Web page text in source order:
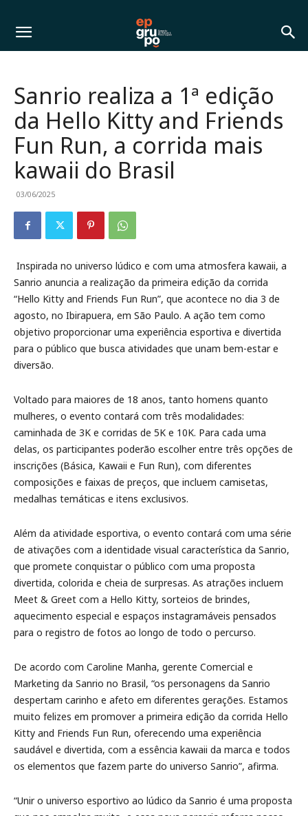
Sanrio realiza a 1ª edição
da Hello Kitty and Friends
Fun Run, a corrida mais
kawaii do Brasil
03/06/2025
Inspirada no universo lúdico e com uma atmosfera kawaii, a
Sanrio anuncia a realização da primeira edição da corrida
“Hello Kitty and Friends Fun Run”, que acontece no dia 3 de
agosto, no Ibirapuera, em São Paulo. A ação tem como
objetivo proporcionar uma experiência esportiva e divertida
para o público que busca atividades que unam bem-estar e
diversão.
Voltado para maiores de 18 anos, tanto homens quanto
mulheres, o evento contará com três modalidades:
caminhada de 3K e corridas de 5K e 10K. Para cada uma
delas, os participantes poderão escolher entre três opções de
inscrições (Básica, Kawaii e Fun Run), com diferentes
composições e faixas de preços, que incluem camisetas,
medalhas temáticas e itens exclusivos.
Além da atividade esportiva, o evento contará com uma série
de ativações com a identidade visual característica da Sanrio,
que promete conquistar o público com uma proposta
divertida, colorida e cheia de surpresas. As atrações incluem
Meet & Greet com a Hello Kitty, sorteios de brindes,
aquecimento especial e espaços instagramáveis pensados
para o registro de fotos ao longo de todo o percurso.
De acordo com Caroline Manha, gerente Comercial e
Marketing da Sanrio no Brasil, “os personagens da Sanrio
despertam carinho e afeto em diferentes gerações. Estamos
muito felizes em promover a primeira edição da corrida Hello
Kitty and Friends Fun Run, oferecendo uma experiência
saudável e divertida, com a essência kawaii da marca e todos
os elementos que fazem parte do universo Sanrio”, afirma.
“Unir o universo esportivo ao lúdico da Sanrio é uma proposta